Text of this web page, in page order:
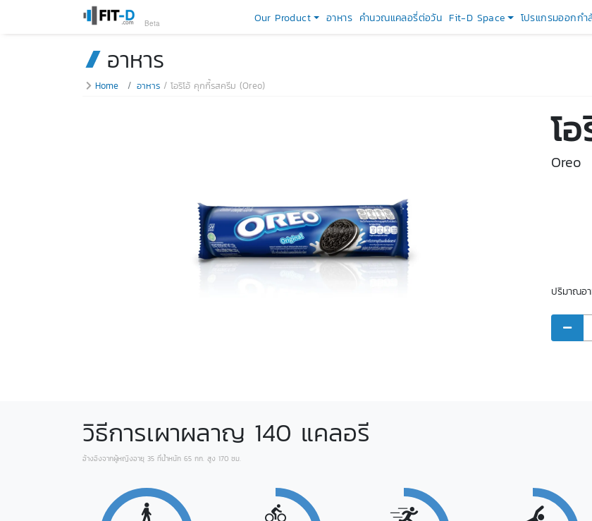
Our Product อาหาร คำนวณแคลอรี่ต่อวัน Fit-D Space โปรแกรมออกกำ
Beta
อาหาร
Home อาหาร โอริโอ้ คุกกี้รสครีม (Oreo)
โ
Oreo
ปริมาณอ
วิธีการเผาผลาญ 140 แคลอรี
อ้างอิงจากผู้หญิงอายุ 35 ที่น้ำหนัก 65 กก. สูง 170 ซม.